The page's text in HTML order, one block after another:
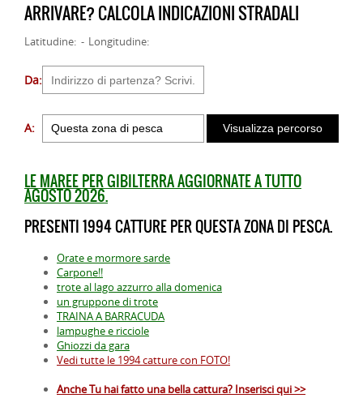
ARRIVARE? CALCOLA INDICAZIONI STRADALI
Latitudine: - Longitudine:
Da:
A:
LE MAREE PER GIBILTERRA AGGIORNATE A TUTTO
AGOSTO 2026.
PRESENTI 1994 CATTURE PER QUESTA ZONA DI PESCA.
Orate e mormore sarde
Carpone!!
trote al lago azzurro alla domenica
un gruppone di trote
TRAINA A BARRACUDA
lampughe e ricciole
Ghiozzi da gara
Vedi tutte le 1994 catture con FOTO!
Anche Tu hai fatto una bella cattura? Inserisci qui >>